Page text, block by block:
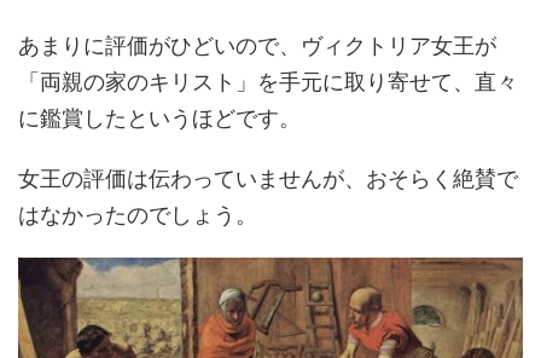
あまりに評価がひどいので、ヴィクトリア女王が
「両親の家のキリスト」を手元に取り寄せて、直々
に鑑賞したというほどです。
女王の評価は伝わっていませんが、おそらく絶賛で
はなかったのでしょう。